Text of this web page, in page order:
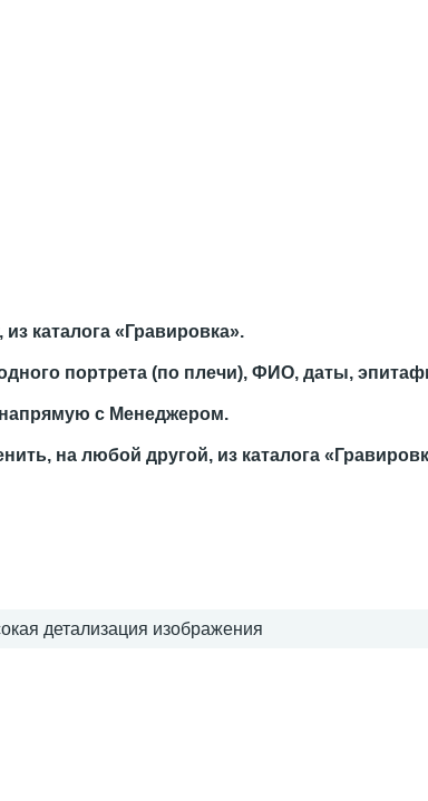
каталога «Гравировка».
портрета (по плечи), ФИО, даты,
с Менеджером.
на любой другой, из каталога
детализация изображения